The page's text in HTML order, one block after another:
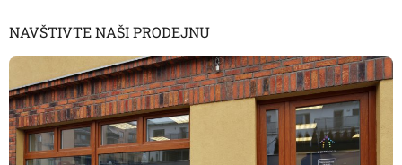
NAVŠTIVTE NAŠI PRODEJNU